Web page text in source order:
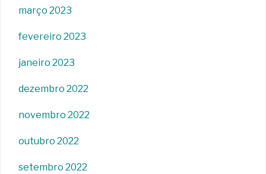
março 2023
fevereiro 2023
janeiro 2023
dezembro 2022
novembro 2022
outubro 2022
setembro 2022